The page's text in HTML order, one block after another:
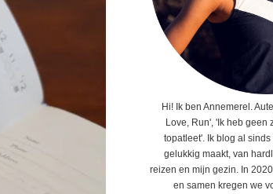
Hi! Ik ben Annemerel.
Love, Run', 'Ik heb geen
topatleet'. Ik blog al
gelukkig maakt, van
reizen en mijn gezin. In
en samen kregen we